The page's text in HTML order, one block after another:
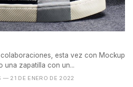
esta vez con Mockup
una zapatilla con un...
— 21 DE ENERO DE 2022